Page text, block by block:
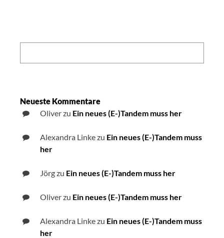
Neueste Kommentare
Oliverzu Ein neues (E-)Tandem muss her
Alexandra Linkezu Ein neues (E-)Tandem muss
her
Jörgzu Ein neues (E-)Tandem muss her
Oliverzu Ein neues (E-)Tandem muss her
Alexandra Linkezu Ein neues (E-)Tandem muss
her